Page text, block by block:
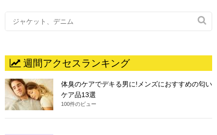

週間アクセスランキング
体臭のケアでデキる男に!メンズにおすすめの匂い
ケア品13選
100件のビュー